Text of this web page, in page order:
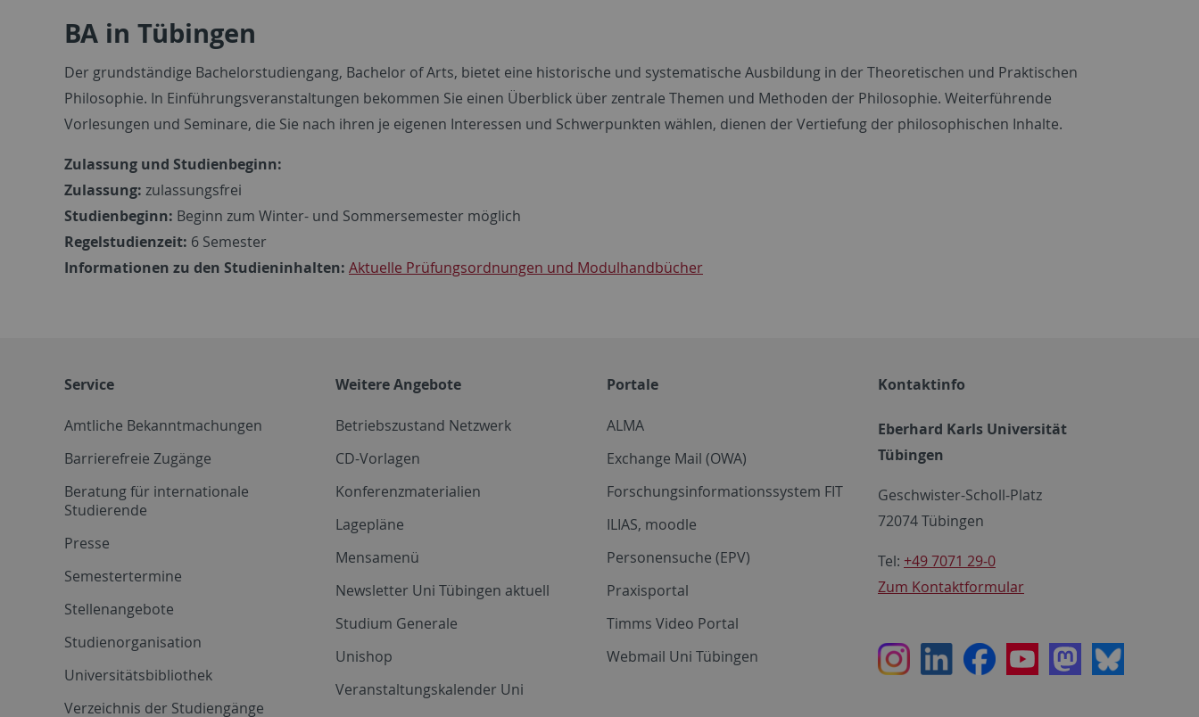
BA in Tübingen
Der grundständige Bachelorstudiengang, Bachelor of Arts, bietet eine historische und systematische Ausbildung in der Theoretischen und Praktischen
Philosophie. In Einführungsveranstaltungen bekommen Sie einen Überblick über zentrale Themen und Methoden der Philosophie. Weiterführende
Vorlesungen und Seminare, die Sie nach ihren je eigenen Interessen und Schwerpunkten wählen, dienen der Vertiefung der philosophischen Inhalte.
Zulassung und Studienbeginn:
Zulassung: zulassungsfrei
Studienbeginn: Beginn zum Winter- und Sommersemester möglich
Regelstudienzeit: 6 Semester
Informationen zu den Studieninhalten: Aktuelle Prüfungsordnungen und Modulhandbücher
Service
Amtliche Bekanntmachungen
Barrierefreie Zugänge
Beratung für internationale
Studierende
Presse
Semestertermine
Stellenangebote
Studienorganisation
Universitätsbibliothek
Verzeichnis der Studiengänge
Weitere Angebote
Betriebszustand Netzwerk
CD-Vorlagen
Konferenzmaterialien
Lagepläne
Mensamenü
Newsletter Uni Tübingen aktuell
Studium Generale
Unishop
Veranstaltungskalender Uni
Portale
ALMA
Exchange Mail (OWA)
Forschungsinformationssystem FIT
ILIAS, moodle
Personensuche (EPV)
Praxisportal
Timms Video Portal
Webmail Uni Tübingen
Kontaktinfo
Eberhard Karls Universität
Tübingen
Geschwister-Scholl-Platz
72074 Tübingen
Tel: +49 7071 29-0
Zum Kontaktformular
InstagramLinkedInFacebookYoutubeMastodon
Bluesky